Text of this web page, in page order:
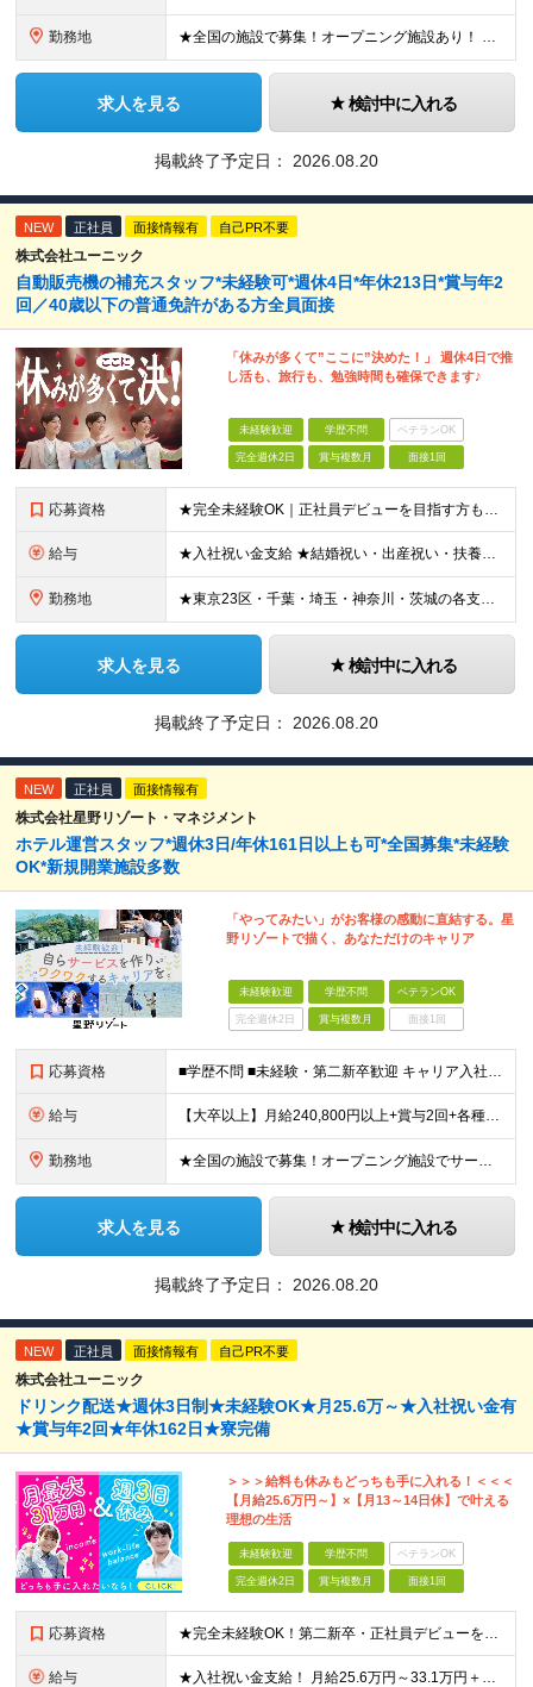
勤務地 ★全国の施設で募集！オープニング施設あり！ ★希望しない転勤原則なし 【積極採用エリア】 ■界 蔵王（26年10月開業予定） ※開業前に入社された場合、全国の星野リゾートの施設で勤務後、開業時期に異
求人を見る 検討中に入れる
掲載終了予定日： 2026.08.20
NEW 正社員 面接情報有 自己PR不要
株式会社ユーニック
自動販売機の補充スタッフ*未経験可*週休4日*年休213日*賞与年2
回／40歳以下の普通免許がある方全員面接
「休みが多くて”ここに”決めた！」 週休4日で推
し活も、旅行も、勉強時間も確保できます♪
未経験歓迎 学歴不問 ベテランOK
完全週休2日 賞与複数月 面接1回
応募資格 ★完全未経験OK｜正社員デビューを目指す方も大歓迎！子育て世代も活躍中！ ★応募資格を満たす方は全員面接いたします！（面接1回） ■学歴不問 ■普通免許をお持ちの方（AT限定可） ■40歳以下の方（
給与 ★入社祝い金支給 ★結婚祝い・出産祝い・扶養手当・家族手当・退職金制度など福利厚生も充実しています！ 月給19.2万円～21.4万円＋賞与年2回 ※研修期間2ヶ月：月給額から-1.2万円の支給にな
勤務地 ★東京23区・千葉・埼玉・神奈川・茨城の各支店 ★転居を伴う転勤なし ★希望や通勤時間を考慮して決定します ★U・Iターン歓迎！ ▼東京都 ・板橋支店 東京都板橋区東坂下 ・新砂支店 東京都江東区
求人を見る 検討中に入れる
掲載終了予定日： 2026.08.20
NEW 正社員 面接情報有
株式会社星野リゾート・マネジメント
ホテル運営スタッフ*週休3日/年休161日以上も可*全国募集*未経験
OK*新規開業施設多数
「やってみたい」がお客様の感動に直結する。星
野リゾートで描く、あなただけのキャリア
未経験歓迎 学歴不問 ベテランOK
完全週休2日 賞与複数月 面接1回
応募資格 ■学歴不問 ■未経験・第二新卒歓迎 キャリア入社のメンバーは元美容師、営業、教員などさまざま！ これまでの経験やあなたらしい視点を活かして よりよいサービスを生み出していきましょう！
給与 【大卒以上】月給240,800円以上+賞与2回+各種手当 【短大・専門学校卒】月給204,400円以上+賞与2回+各種手当 【上記以外】月給187,000円以上+賞与2回+各種手当 ※経験、資格、能
勤務地 ★全国の施設で募集！オープニング施設でサービスを作っていきたい方は大歓迎！ ★希望しない転勤は原則なし 【積極採用エリア】 ■界 蔵王（26年10月開業予定） ※開業前に入社された場合、全国の星野リ
求人を見る 検討中に入れる
掲載終了予定日： 2026.08.20
NEW 正社員 面接情報有 自己PR不要
株式会社ユーニック
ドリンク配送★週休3日制★未経験OK★月25.6万～★入社祝い金有
★賞与年2回★年休162日★寮完備
＞＞＞給料も休みもどっちも手に入れる！＜＜＜
【月給25.6万円～】×【月13～14日休】で叶える
理想の生活
未経験歓迎 学歴不問 ベテランOK
完全週休2日 賞与複数月 面接1回
応募資格 ★完全未経験OK！第二新卒・正社員デビューを目指す方も大歓迎！ ★応募資格を満たす方は全員面接いたします！（面接1回） ■学歴不問 ■普通免許をお持ちの方（AT限定可） ■34歳以下の方（若年層の長
給与 ★入社祝い金支給！ 月給25.6万円～33.1万円＋賞与年2回 ※結婚祝い・出産祝い・扶養手当・家族手当・退職金制度など福利厚生も充実しています！ ※研修期間2ヶ月：月給額から-1.6万円の支給に